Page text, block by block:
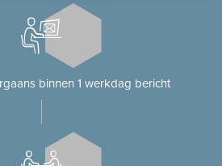
binnen 1 werkdag bericht